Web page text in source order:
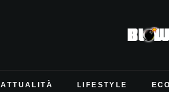
ATTUALITÀ LIFESTYLE